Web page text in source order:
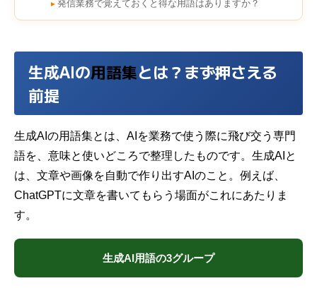
► 発信業務で覚えておくと得な用語はありますか？
生成AIの用語集とは？まず押さえる
前提
生成AIの用語集とは、AIを業務で使う際に飛び交う専門
語を、意味と使いどころで整理したものです。生成AIと
は、文章や画像を自動で作り出すAIのこと。例えば、
ChatGPTに文章を書いてもらう場面がこれにあたりま
す。
生成AI用語の3グループ